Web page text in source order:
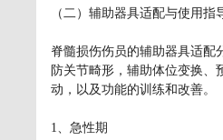
（二）辅助器具适配与使用指
脊髓损伤伤员的辅助器具适配
防关节畸形，辅助体位变换、
动，以及功能的训练和改善。
1、急性期